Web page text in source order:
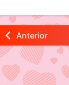
Anterior